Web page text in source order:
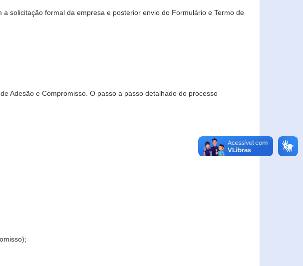
solicitação formal da empresa e posterior envio do Formulário e Termo de
Adesão e Compromisso. O passo a passo detalhado do processo